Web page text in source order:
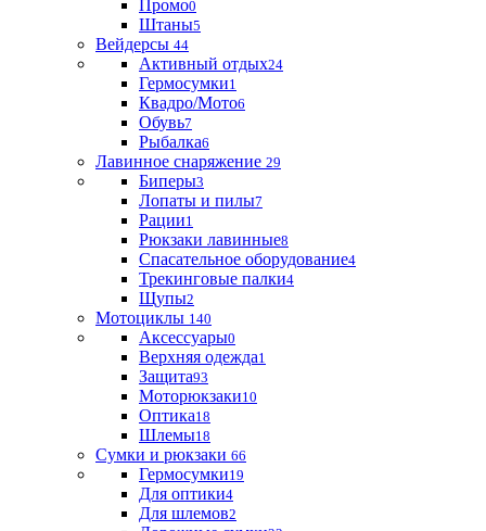
Промо0
Штаны5
Вейдерсы 44
Активный отдых24
Гермосумки1
Квадро/Мото6
Обувь7
Рыбалка6
Лавинное снаряжение 29
Биперы3
Лопаты и пилы7
Рации1
Рюкзаки лавинные8
Спасательное оборудование4
Трекинговые палки4
Щупы2
Мотоциклы 140
Аксессуары0
Верхняя одежда1
Защита93
Моторюкзаки10
Оптика18
Шлемы18
Сумки и рюкзаки 66
Гермосумки19
Для оптики4
Для шлемов2